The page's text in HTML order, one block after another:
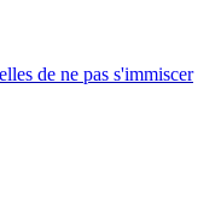
de ne pas s'immiscer